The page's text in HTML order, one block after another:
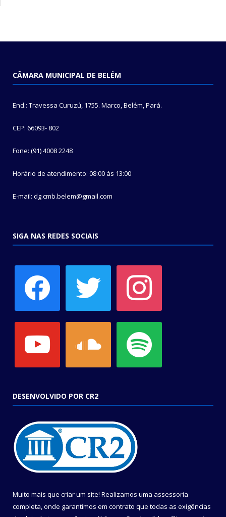
CÂMARA MUNICIPAL DE BELÉM
End.: Travessa Curuzú, 1755. Marco, Belém, Pará.
CEP: 66093- 802
Fone: (91) 4008 2248
Horário de atendimento: 08:00 às 13:00
E-mail: dg.cmb.belem@gmail.com
SIGA NAS REDES SOCIAIS
DESENVOLVIDO POR CR2
Muito mais que criar um site! Realizamos uma assessoria
completa, onde garantimos em contrato que todas as exigências